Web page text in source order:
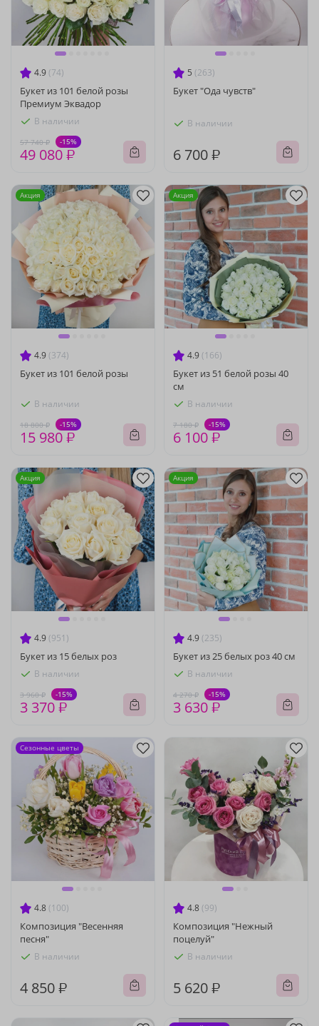
4.9 (74)
Букет из 101 белой розы
Премиум Эквадор
В наличии
57 740 ₽ -15%
49 080 ₽
5 (263)
Букет "Ода чувств"
В наличии
6 700 ₽
4.9 (374)
Букет из 101 белой розы
В наличии
18 800 ₽ -15%
15 980 ₽
Акция
4.9 (166)
Букет из 51 белой розы 40
см
В наличии
7 180 ₽ -15%
6 100 ₽
Акция
4.9 (951)
Букет из 15 белых роз
В наличии
3 960 ₽ -15%
3 370 ₽
Акция
4.9 (235)
Букет из 25 белых роз 40 см
В наличии
4 270 ₽ -15%
3 630 ₽
Акция
4.8 (100)
Композиция "Весенняя
песня"
В наличии
4 850 ₽
Сезонные цветы
4.8 (99)
Композиция "Нежный
поцелуй"
В наличии
5 620 ₽